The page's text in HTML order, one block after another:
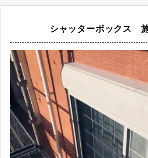
シャッターボックス